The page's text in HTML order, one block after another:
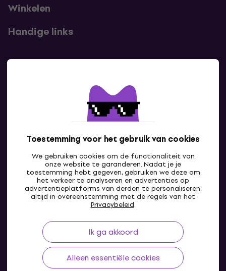
Toestemming voor het gebruik van cookies
We gebruiken cookies om de functionaliteit van
onze website te garanderen. Nadat je je
toestemming hebt gegeven, gebruiken we deze om
het verkeer te analyseren en advertenties op
advertentieplatforms van derden te personaliseren,
altijd in overeenstemming met de regels van het
Privacybeleid.
Ik ga akkoord
Alleen essentiële cookies
Winkelen
Handige links
Neem contact met ons op
BE